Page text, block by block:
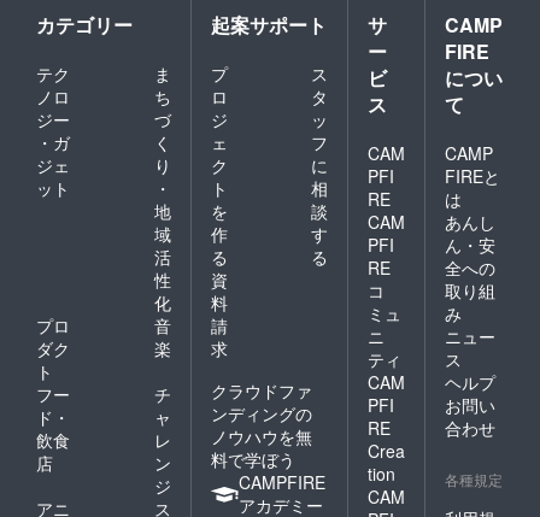
カテゴリー
テク
ノロ
ジー
・ガ
ジェ
ット
ま
ち
づ
く
り
・
地
域
活
性
化
プロ
ダク
ト
音
楽
フー
ド・
飲食
店
チ
ャ
レ
ン
ジ
アニ
ス
起案サポート
プ
ロ
ジ
ェ
ク
ト
を
作
る
ス
タ
ッ
フ
に
相
談
す
る
資
料
請
求
クラウドファ
ンディングの
ノウハウを無
料で学ぼう
CAMPFIRE
アカデミー
サ
ー
ビ
ス
CAM
PFI
RE
CAM
PFI
RE
コ
ミュ
ニ
ティ
CAM
PFI
RE
Crea
tion
CAM
CAMP
FIRE
につい
て
CAMP
FIREと
は
あんし
ん・安
全への
取り組
み
ニュー
ス
ヘルプ
お問い
合わせ
各種規定